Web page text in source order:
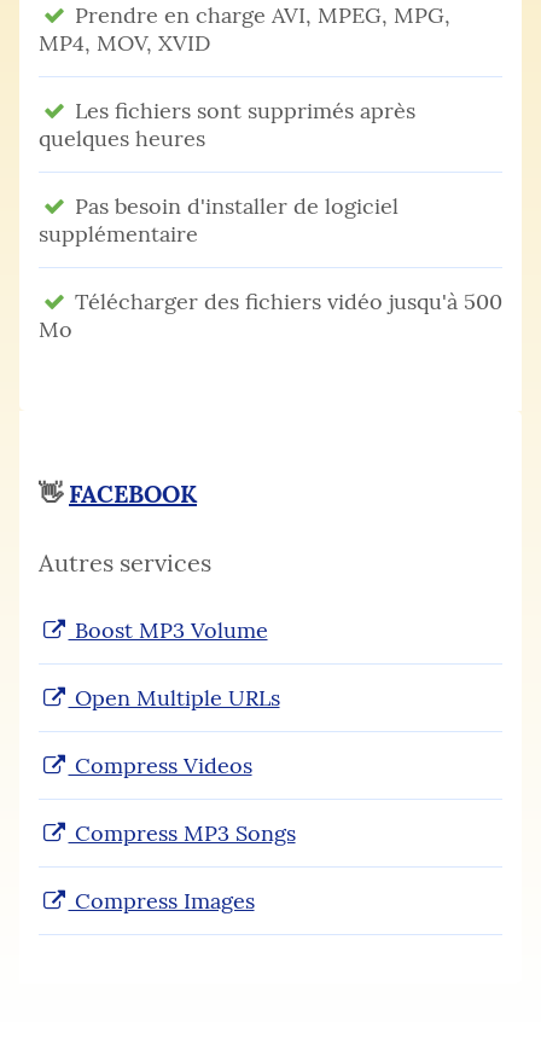
Prendre en charge AVI, MPEG, MPG,
MP4, MOV, XVID
Les fichiers sont supprimés après
quelques heures
Pas besoin d'installer de logiciel
supplémentaire
Télécharger des fichiers vidéo jusqu'à 500
Mo
👋 FACEBOOK
Autres services
Boost MP3 Volume
Open Multiple URLs
Compress Videos
Compress MP3 Songs
Compress Images